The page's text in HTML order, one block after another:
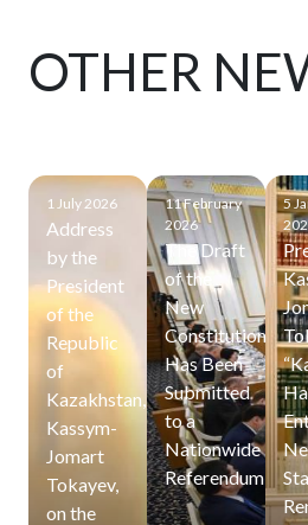
OTHER
1 July 2026
Address
by the
President
of the
Republic
of
Kazakhstan,
Kassym-
Jomart
Tokayev,
on the
11 February
2026
The Draft
of the
New
Constitution
Has Been
Submitted
to a
Nationwide
Referendum
5